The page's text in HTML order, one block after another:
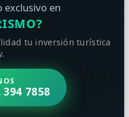
exclusivo en
tu inversión turística
394 7858